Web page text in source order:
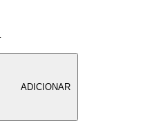
ADICIONAR